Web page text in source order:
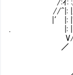
/:ｲ: :/イ: : :|_
//^|: |∧: : :_|
|′ |: |' }.:|:
. |: | ∧:|: :| ヽ
V/イ/∨:..
／ |: ﾏム:l
ヽ: :ﾏム ′
ィE=三
／三|: : : : :|/